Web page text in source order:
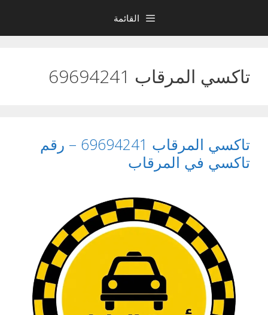
المحتوى
القائمة
تاكسي المرقاب 69694241
تاكسي المرقاب 69694241 – رقم
تاكسي في المرقاب